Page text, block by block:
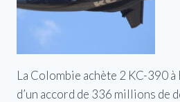
La Colombie achète 2 KC-390 à
d’un accord de 336 millions de